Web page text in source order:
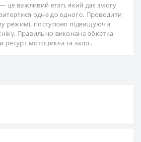
це важливий етап, який дає змогу
одне до одного. Проводити
режимі, поступово підвищуючи
Правильно виконана обкатка
ресурс мотоцикла та запо..